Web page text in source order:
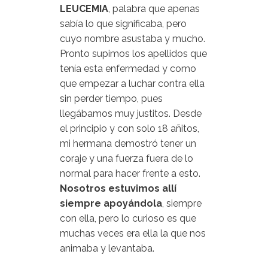
LEUCEMIA, palabra que apenas
sabía lo que significaba, pero
cuyo nombre asustaba y mucho.
Pronto supimos los apellidos que
tenía esta enfermedad y como
que empezar a luchar contra ella
sin perder tiempo, pues
llegábamos muy justitos. Desde
el principio y con solo 18 añitos,
mi hermana demostró tener un
coraje y una fuerza fuera de lo
normal para hacer frente a esto.
Nosotros estuvimos allí
siempre apoyándola, siempre
con ella, pero lo curioso es que
muchas veces era ella la que nos
animaba y levantaba.